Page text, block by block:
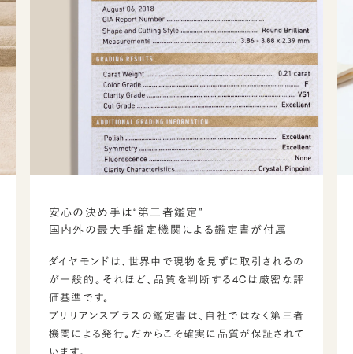
安心の決め手は“第三者鑑定”
国内外の最大手鑑定機関による鑑定書が付属
ダイヤモンドは、世界中で現物を見ずに取引されるの
が一般的。それほど、品質を判断する4Cは厳密な評
価基準です。
ブリリアンスプラスの鑑定書は、自社ではなく第三者
機関による発行。だからこそ確実に品質が保証されて